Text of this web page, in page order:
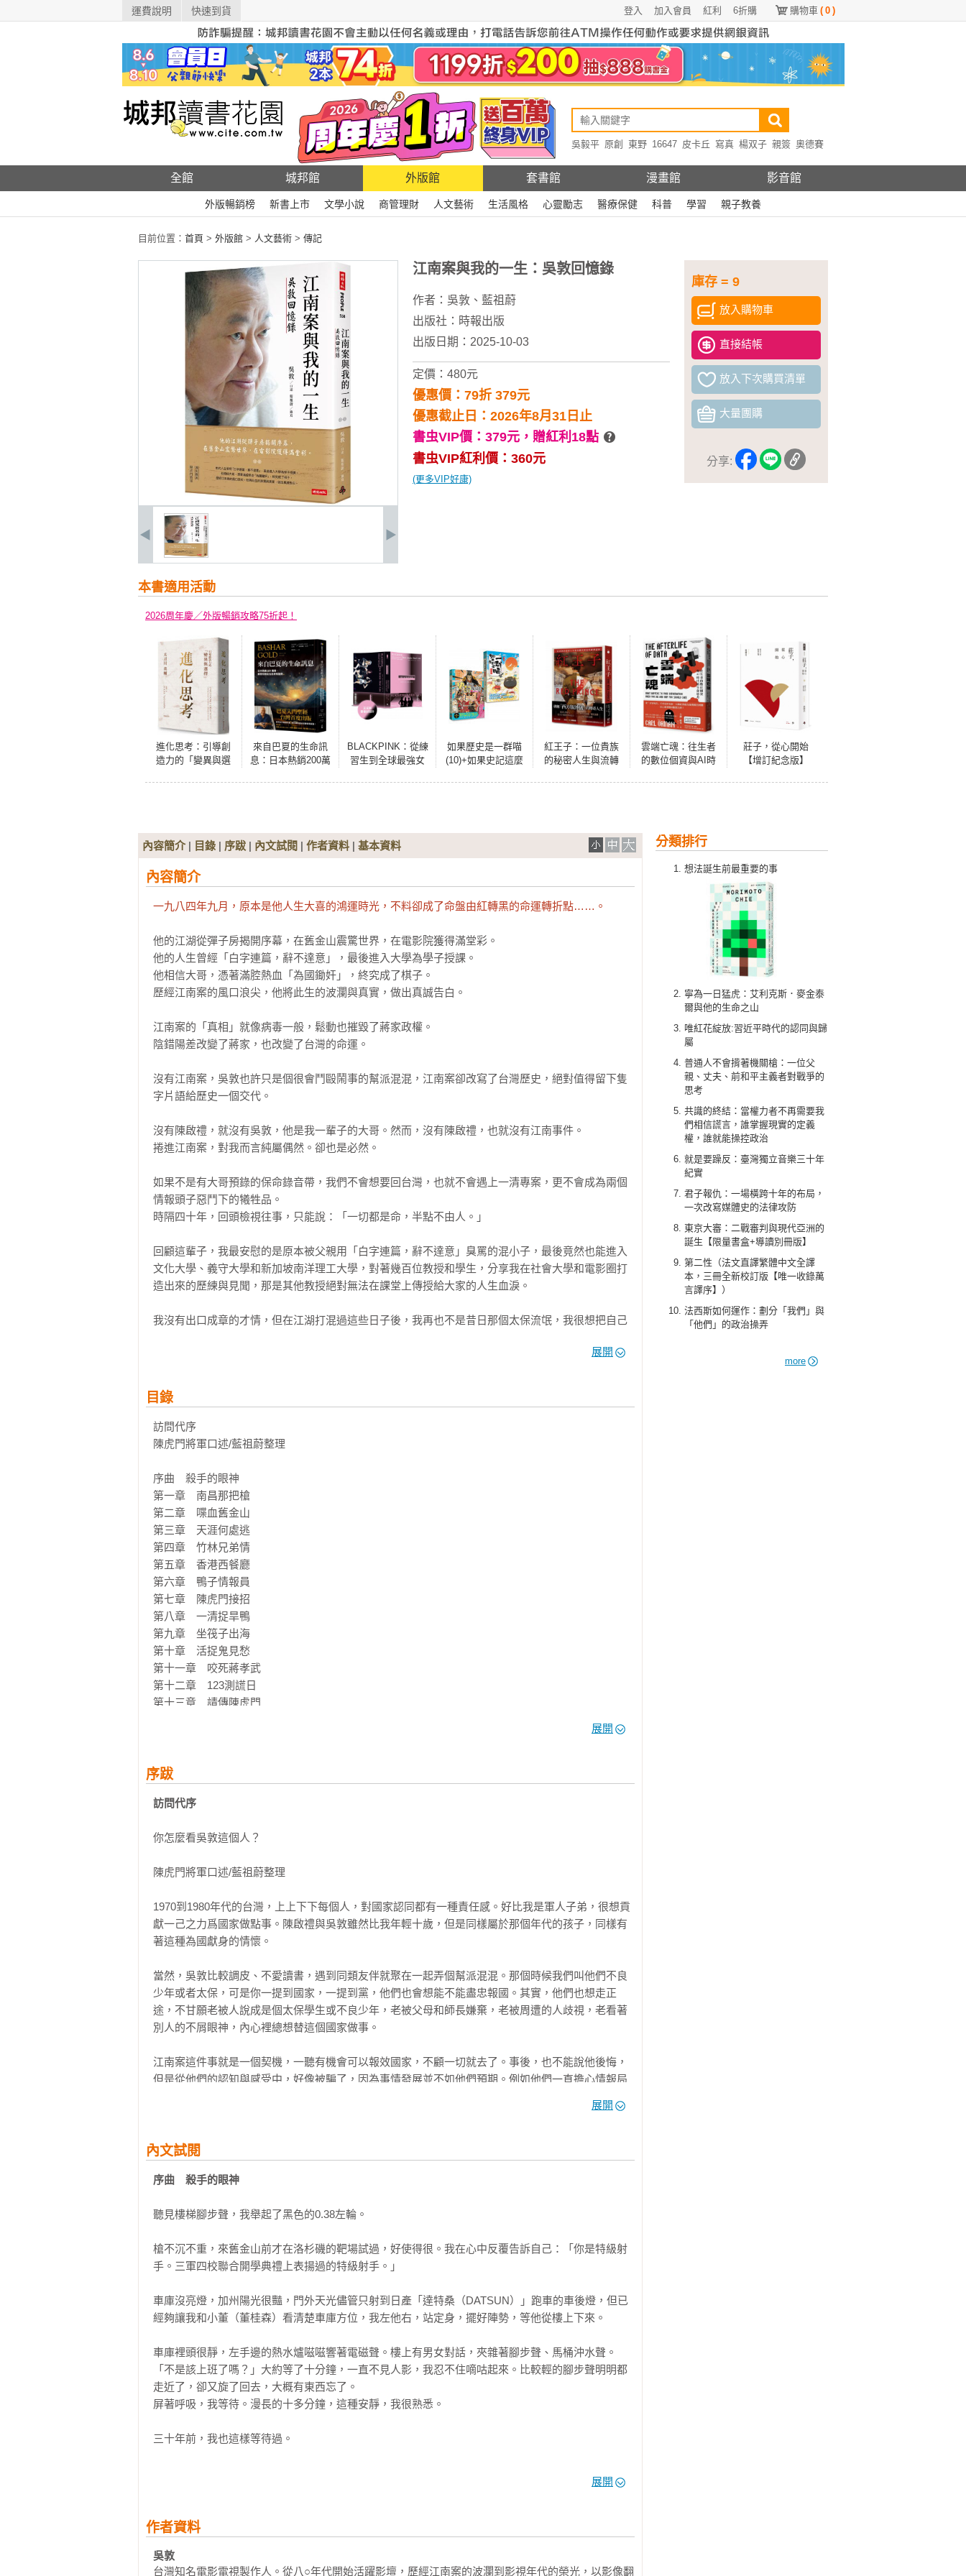
運費說明 快速到貨 購物車 ( 0 )
6折購
紅利
加入會員
登入
吳毅平 原創 東野 16647 皮卡丘 寫真 楊双子 親簽 奧德賽
全館 城邦館 外版館 套書館 漫畫館 影音館
外版暢銷榜 新書上市 文學小說 商管理財 人文藝術 生活風格 心靈勵志 醫療保健 科普 學習 親子教養
目前位置： 首頁 > 外版館 > 人文藝術 > 傳記
庫存 = 9
放入購物車
直接結帳
放入下次購買清單
大量團購
分享:
江南案與我的一生：吳敦回憶錄
作者： 吳敦 、 藍祖蔚
出版社： 時報出版
出版日期：2025-10-03
定價：480元
優惠價：79折 379元
優惠截止日：2026年8月31日止
書虫VIP價：379元， 贈紅利18點
書虫VIP紅利價：360元
(更多VIP好康)
本書適用活動
2026周年慶／外版暢銷攻略75折起！
進化思考：引導創
造力的「變異與選
來自巴夏的生命訊
息：日本熱銷200萬
BLACKPINK：從練
習生到全球最強女
如果歷史是一群喵
(10)+如果史記這麼
紅王子：一位貴族
的秘密人生與流轉
雲端亡魂：往生者
的數位個資與AI時
莊子，從心開始
【增訂紀念版】
分類排行
想法誕生前最重要的事
寧為一日猛虎：艾利克斯．麥金泰
爾與他的生命之山
唯紅花綻放:習近平時代的認同與歸
屬
普通人不會揹著機關槍：一位父
親、丈夫、前和平主義者對戰爭的
思考
共識的終結：當權力者不再需要我
們相信謊言，誰掌握現實的定義
權，誰就能操控政治
就是要躁反：臺灣獨立音樂三十年
紀實
君子報仇：一場橫跨十年的布局，
一次改寫媒體史的法律攻防
東京大審：二戰審判與現代亞洲的
誕生【限量書盒+導讀別冊版】
第二性（法文直譯繁體中文全譯
本，三冊全新校訂版【唯一收錄萬
言譯序】）
法西斯如何運作：劃分「我們」與
「他們」的政治操弄
more
內容簡介| 目錄 | 序跋 | 內文試閱 | 作者資料 | 基本資料
內容簡介
一九八四年九月，原本是他人生大喜的鴻運時光，不料卻成了命盤由紅轉黑的命運轉折點……。
他的江湖從彈子房揭開序幕，在舊金山震驚世界，在電影院獲得滿堂彩。
他的人生曾經「白字連篇，辭不達意」，最後進入大學為學子授課。
他相信大哥，憑著滿腔熱血「為國鋤奸」，終究成了棋子。
歷經江南案的風口浪尖，他將此生的波瀾與真實，做出真誠告白。
江南案的「真相」就像病毒一般，鬆動也摧毀了蔣家政權。
陰錯陽差改變了蔣家，也改變了台灣的命運。
沒有江南案，吳敦也許只是個很會鬥毆鬧事的幫派混混，江南案卻改寫了台灣歷史，絕對值得留下隻
字片語給歷史一個交代。
沒有陳啟禮，就沒有吳敦，他是我一輩子的大哥。然而，沒有陳啟禮，也就沒有江南事件。
捲進江南案，對我而言純屬偶然。卻也是必然。
如果不是有大哥預錄的保命錄音帶，我們不會想要回台灣，也就不會遇上一清專案，更不會成為兩個
情報頭子惡鬥下的犧牲品。
時隔四十年，回頭檢視往事，只能說：「一切都是命，半點不由人。」
回顧這輩子，我最安慰的是原本被父親用「白字連篇，辭不達意」臭罵的混小子，最後竟然也能進入
文化大學、義守大學和新加坡南洋理工大學，對著幾百位教授和學生，分享我在社會大學和電影圈打
造出來的歷練與見聞，那是其他教授絕對無法在課堂上傳授給大家的人生血淚。
我沒有出口成章的才情，但在江湖打混過這些日子後，我再也不是昔日那個太保流氓，我很想把自己
這本書算是我的最後告白，也是真情告白，江湖險惡，你們能看懂多少，聽進多少，就看彼此情緣
了。
〡專文推薦〡
展開
目錄
訪問代序
陳虎門將軍口述/藍祖蔚整理
序曲　殺手的眼神
第一章　南昌那把槍
第二章　喋血舊金山
第三章　天涯何處逃
第四章　竹林兄弟情
第五章　香港西餐廳
第六章　鴨子情報員
第七章　陳虎門接招
第八章　一清捉旱鴨
第九章　坐筏子出海
第十章　活捉鬼見愁
第十一章　咬死蔣孝武
第十二章　123測謊日
第十三章　請傳陳虎門
第十七章　同生不共死
第十九章　製片變大亨
第二十一章　老病懺悔錄
跋
展開
序跋
訪問代序
你怎麼看吳敦這個人？
陳虎門將軍口述/藍祖蔚整理
1970到1980年代的台灣，上上下下每個人，對國家認同都有一種責任感。好比我是軍人子弟，很想貢
獻一己之力爲國家做點事。陳啟禮與吳敦雖然比我年輕十歲，但是同樣屬於那個年代的孩子，同樣有
著這種為國獻身的情懷。
當然，吳敦比較調皮、不愛讀書，遇到同類友伴就聚在一起弄個幫派混混。那個時候我們叫他們不良
少年或者太保，可是你一提到國家，一提到黨，他們也會想能不能盡忠報國。其實，他們也想走正
途，不甘願老被人說成是個太保學生或不良少年，老被父母和師長嫌棄，老被周遭的人歧視，老看著
別人的不屑眼神，內心裡總想替這個國家做事。
江南案這件事就是一個契機，一聽有機會可以報效國家，不顧一切就去了。事後，也不能說他後悔，
但是從他們的認知與感受中，好像被騙了，因為事情發展並不如他們預期。例如他們一直擔心情報局
什麼？當國家交付你任務，做完之後，卻怕機密外洩，就以保密為由，把你滅口，怎麼可能？因為紙
滅口了，以後還有誰爲國家做事？
他們可能間諜或武俠小說看太多了，擔心來擔心去，私下做了很多保命動作，再加上他們畢竟不是正
而已。我同樣也關了兩年半，日子照過，就是不能自由進出。
問題，可是吳敦個性強，你們要想辦法安慰他。這句話我一聽就明白，他是借吳敦說自己，兩個人心
裡都有股不平之氣，都想早點出獄，我們也很努力想辦法，郝柏村將軍在他的位子上也發揮了一定影
陳啟禮情報局受訓課程是你安排的，行動公文是你簽報，行動匯報只對你一人，最後的發展相信也不
符合你的預期，回頭重看四十年前的江南案，你有何感想？
院召募行動高手，經過考核測試與才逐級往上呈報。陳啟禮和帥嶽峰則跳過這些程序，直接由汪希苓
自始至終，他們的受訓課程都與制裁行動無關，主要在情報布建和訊息傳遞的基礎訓練，沒有想要他
八一年宋長志上將主持「大陸工作會報的決議之一，理所當然成為情報局的執行方針，歷史悠久的清
展開
內文試閱
序曲　殺手的眼神
聽見樓梯腳步聲，我舉起了黑色的0.38左輪。
槍不沉不重，來舊金山前才在洛杉磯的靶場試過，好使得很。我在心中反覆告訴自己：「你是特級射
手。三軍四校聯合開學典禮上表揚過的特級射手。」
車庫沒亮燈，加州陽光很豔，門外天光儘管只射到日產「達特桑（DATSUN）」跑車的車後燈，但已
經夠讓我和小董（董桂森）看清楚車庫方位，我左他右，站定身，擺好陣勢，等他從樓上下來。
車庫裡頭很靜，左手邊的熱水爐嗞嗞響著電磁聲。樓上有男女對話，夾雜著腳步聲、馬桶沖水聲。
「不是該上班了嗎？」大約等了十分鐘，一直不見人影，我忍不住嘀咕起來。比較輕的腳步聲明明都
走近了，卻又旋了回去，大概有東西忘了。
屏著呼吸，我等待。漫長的十多分鐘，這種安靜，我很熟悉。
三十年前，我也這樣等待過。
「狗弟」就是個最會仗勢欺人的屁，個頭跟我差不多，人一多就喳呼喧鬧，落單就靜得像老鼠，眼睛
肉，滿能打的，號稱「幸安聯盟」，相互照應，囂張的很。
展開
作者資料
吳敦
台灣知名電影電視製作人。從八○年代開始活躍影壇，歷經江南案的波瀾到影視年代的榮光，以影像翻